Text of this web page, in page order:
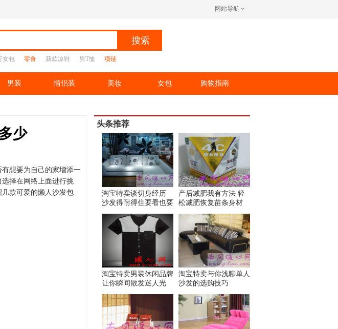
网站导航
搜索
女包 零食 新款凉鞋 男T恤 项链
男装 情侣装 美妆 女包 购物指南
少
想要为自己的家增添一
择在网络上面进行挑
款可爱的懒人沙发包
头条推荐
淘宝特卖谈切身经历
沙发得耐得住要看也要
产后减肥我有方法 轻
松减肥恢复苗条身材
淘宝特卖男装休闲品牌
让你瞬间散发迷人光
淘宝特卖与你浅聊单人
沙发的选购技巧